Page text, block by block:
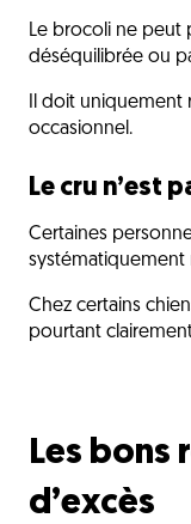
Le brocoli ne peut
déséquilibrée ou
Il doit
occasionnel.
Le cru n’est
Certaines
systématiquement
Chez certains
pourtant
Les bons
d’excès